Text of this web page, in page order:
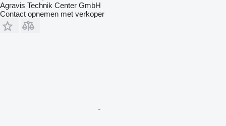
Agravis Technik Center GmbH
Contact opnemen met verkoper